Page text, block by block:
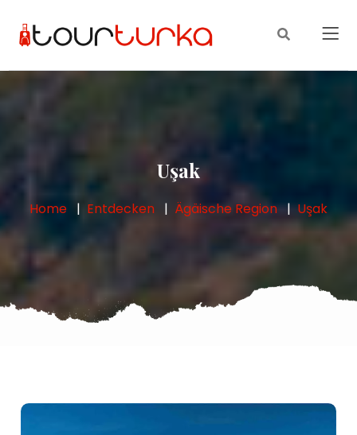
Uşak
Home Entdecken Ägäische Region Uşak